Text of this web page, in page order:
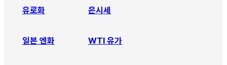
유로화
일본 엔화
은시세
WTI 유가